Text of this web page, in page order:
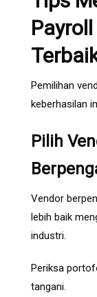
Pemilihan
keberhasilan
Pilih
Vendor
lebih baik
industri.
Periksa
tangani.